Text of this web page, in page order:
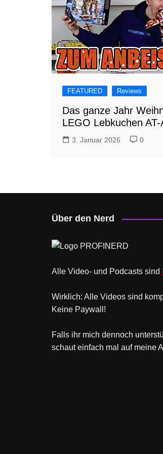
FEATURED Reviews
Das ganze Jahr
LEGO Lebkuchen
3. Januar 2026 0
Über den Nerd
Alle Video- und Podcasts sind
Wirklich: Alle Videos sind
Keine Paywall!
Falls ihr mich dennoch
schaut einfach mal auf meine